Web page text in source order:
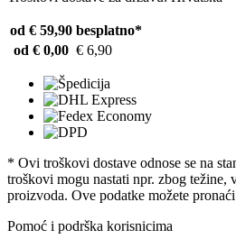
od € 59,90 besplatno*
od € 0,00 € 6,90
* Ovi troškovi dostave odnose se na
troškovi mogu nastati npr. zbog težine,
proizvoda. Ove podatke možete
Pomoć i podrška korisnicima